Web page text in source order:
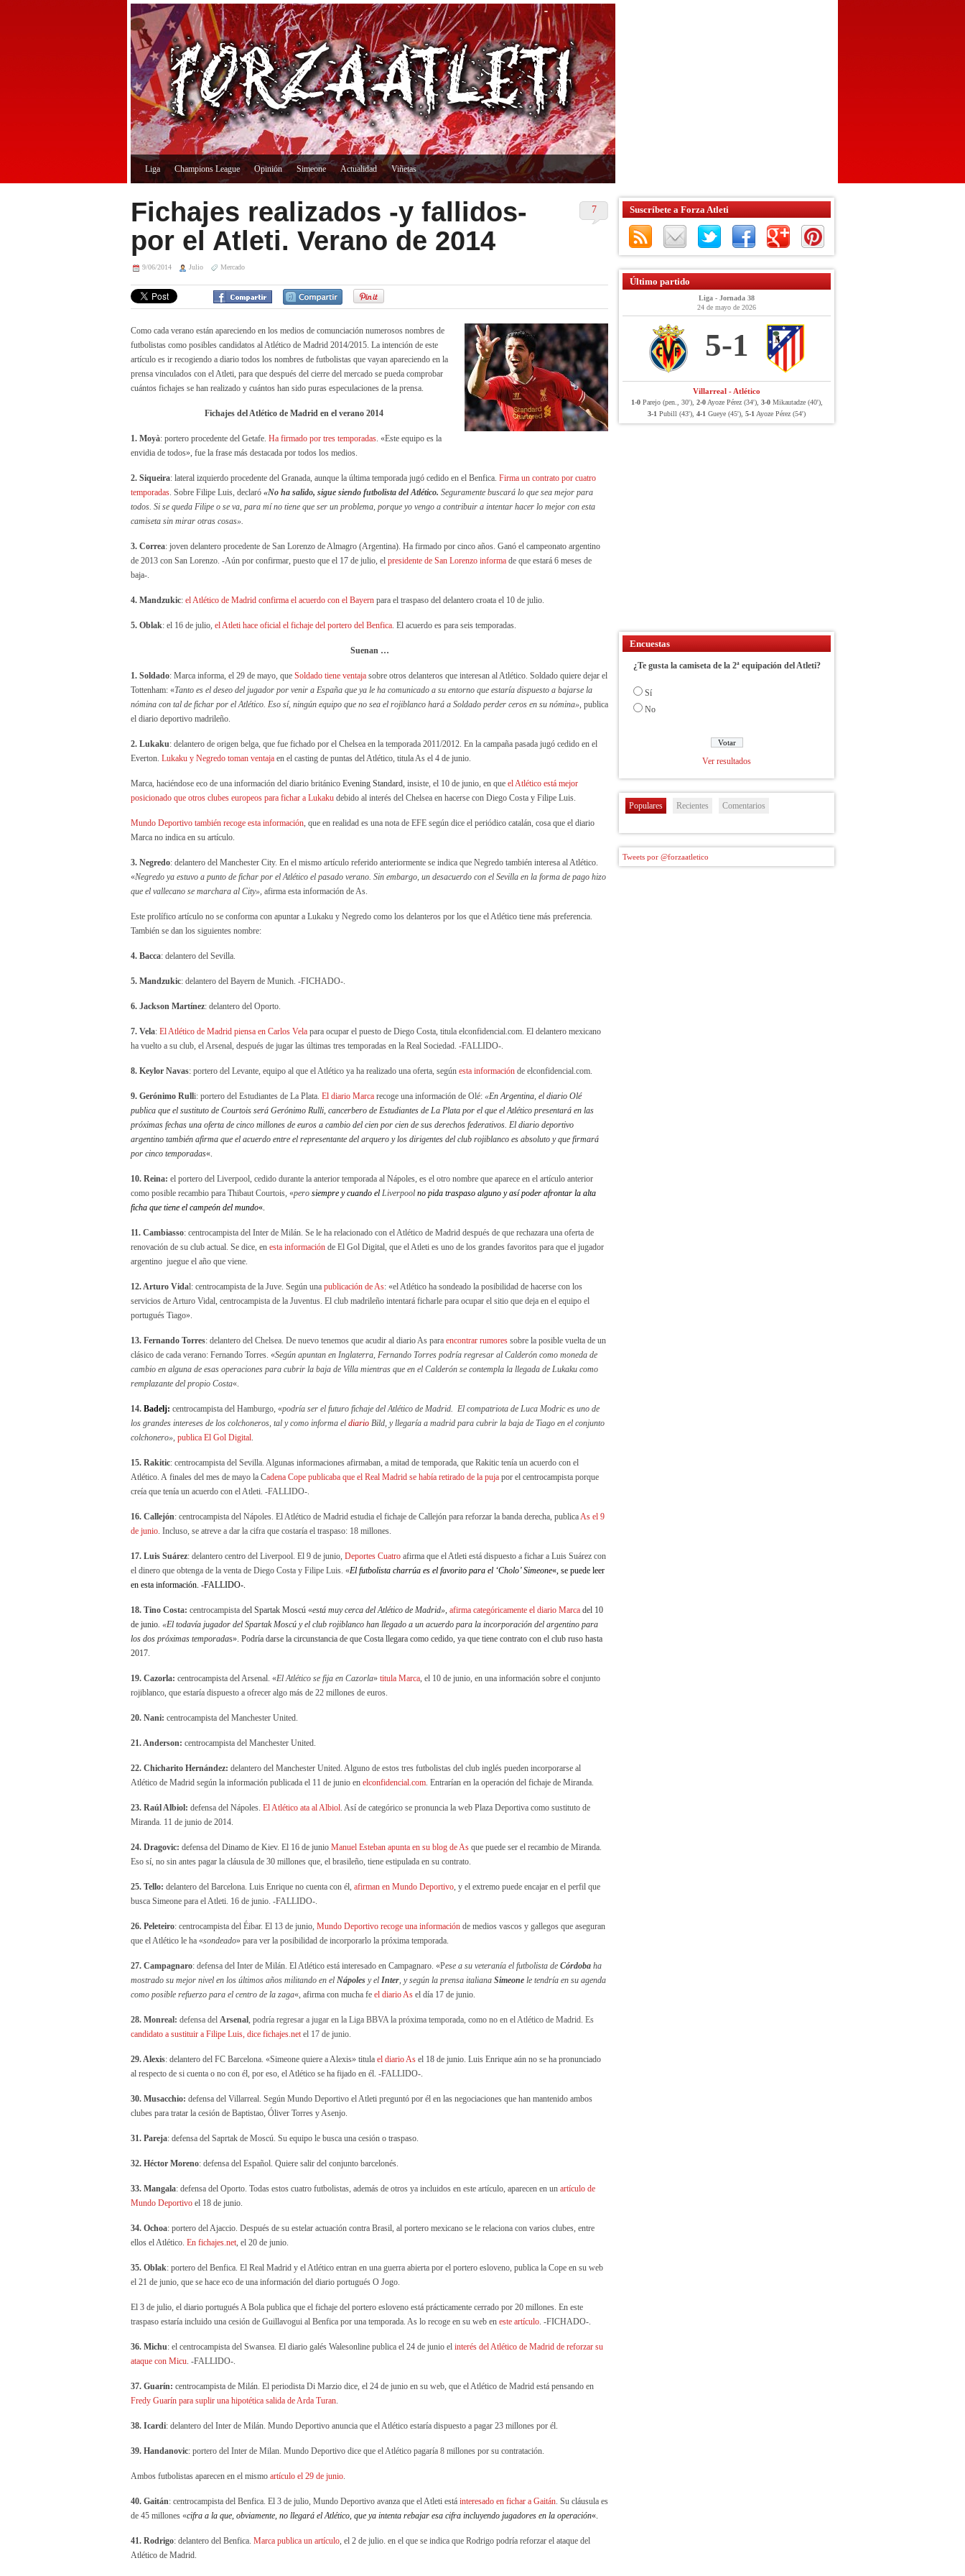
Liga Champions League Opinión Simeone Actualidad Viñetas
7
Fichajes realizados -y fallidos-
por el Atleti. Verano de 2014
9/06/2014 Julio Mercado
Como cada verano están apareciendo en los medios de comunciación numerosos nombres de
futbolistas como posibles candidatos al Atlético de Madrid 2014/2015. La intención de este
artículo es ir recogiendo a diario todos los nombres de futbolistas que vayan apareciendo en la
prensa vinculados con el Atleti, para que después del cierre del mercado se pueda comprobar
cuántos fichajes se han realizado y cuántos han sido puras especulaciones de la prensa.
Fichajes del Atlético de Madrid en el verano 2014
1. Moyà: portero procedente del Getafe. Ha firmado por tres temporadas. «Este equipo es la
envidia de todos», fue la frase más destacada por todos los medios.
2. Siqueira: lateral izquierdo procedente del Granada, aunque la última temporada jugó cedido en el Benfica. Firma un contrato por cuatro
temporadas. Sobre Filipe Luis, declaró «No ha salido, sigue siendo futbolista del Atlético. Seguramente buscará lo que sea mejor para
todos. Si se queda Filipe o se va, para mí no tiene que ser un problema, porque yo vengo a contribuir a intentar hacer lo mejor con esta
camiseta sin mirar otras cosas».
3. Correa: joven delantero procedente de San Lorenzo de Almagro (Argentina). Ha firmado por cinco años. Ganó el campeonato argentino
de 2013 con San Lorenzo. -Aún por confirmar, puesto que el 17 de julio, el presidente de San Lorenzo informa de que estará 6 meses de
baja-.
4. Mandzukic: el Atlético de Madrid confirma el acuerdo con el Bayern para el traspaso del delantero croata el 10 de julio.
5. Oblak: el 16 de julio, el Atleti hace oficial el fichaje del portero del Benfica. El acuerdo es para seis temporadas.
Suenan …
1. Soldado: Marca informa, el 29 de mayo, que Soldado tiene ventaja sobre otros delanteros que interesan al Atlético. Soldado quiere dejar el
Tottenham: «Tanto es el deseo del jugador por venir a España que ya le ha comunicado a su entorno que estaría dispuesto a bajarse la
nómina con tal de fichar por el Atlético. Eso sí, ningún equipo que no sea el rojiblanco hará a Soldado perder ceros en su nómina», publica
el diario deportivo madrileño.
2. Lukaku: delantero de origen belga, que fue fichado por el Chelsea en la temporada 2011/2012. En la campaña pasada jugó cedido en el
Everton. Lukaku y Negredo toman ventaja en el casting de puntas del Atlético, titula As el 4 de junio.
Marca, haciéndose eco de una información del diario británico Evening Standard, insiste, el 10 de junio, en que el Atlético está mejor
posicionado que otros clubes europeos para fichar a Lukaku debido al interés del Chelsea en hacerse con Diego Costa y Filipe Luis.
Mundo Deportivo también recoge esta información, que en realidad es una nota de EFE según dice el periódico catalán, cosa que el diario
Marca no indica en su artículo.
3. Negredo: delantero del Manchester City. En el mismo artículo referido anteriormente se indica que Negredo también interesa al Atlético.
«Negredo ya estuvo a punto de fichar por el Atlético el pasado verano. Sin embargo, un desacuerdo con el Sevilla en la forma de pago hizo
que el vallecano se marchara al City», afirma esta información de As.
Este prolífico artículo no se conforma con apuntar a Lukaku y Negredo como los delanteros por los que el Atlético tiene más preferencia.
También se dan los siguientes nombre:
4. Bacca: delantero del Sevilla.
5. Mandzukic: delantero del Bayern de Munich. -FICHADO-.
6. Jackson Martínez: delantero del Oporto.
7. Vela: El Atlético de Madrid piensa en Carlos Vela para ocupar el puesto de Diego Costa, titula elconfidencial.com. El delantero mexicano
ha vuelto a su club, el Arsenal, después de jugar las últimas tres temporadas en la Real Sociedad. -FALLIDO-.
8. Keylor Navas: portero del Levante, equipo al que el Atlético ya ha realizado una oferta, según esta información de elconfidencial.com.
9. Gerónimo Rulli: portero del Estudiantes de La Plata. El diario Marca recoge una información de Olé: «En Argentina, el diario Olé
publica que el sustituto de Courtois será Gerónimo Rulli, cancerbero de Estudiantes de La Plata por el que el Atlético presentará en las
próximas fechas una oferta de cinco millones de euros a cambio del cien por cien de sus derechos federativos. El diario deportivo
argentino también afirma que el acuerdo entre el representante del arquero y los dirigentes del club rojiblanco es absoluto y que firmará
por cinco temporadas«.
10. Reina: el portero del Liverpool, cedido durante la anterior temporada al Nápoles, es el otro nombre que aparece en el artículo anterior
como posible recambio para Thibaut Courtois, «pero siempre y cuando el Liverpool no pida traspaso alguno y así poder afrontar la alta
ficha que tiene el campeón del mundo«.
11. Cambiasso: centrocampista del Inter de Milán. Se le ha relacionado con el Atlético de Madrid después de que rechazara una oferta de
renovación de su club actual. Se dice, en esta información de El Gol Digital, que el Atleti es uno de los grandes favoritos para que el jugador
argentino juegue el año que viene.
12. Arturo Vidal: centrocampista de la Juve. Según una publicación de As: «el Atlético ha sondeado la posibilidad de hacerse con los
servicios de Arturo Vidal, centrocampista de la Juventus. El club madrileño intentará ficharle para ocupar el sitio que deja en el equipo el
portugués Tiago».
13. Fernando Torres: delantero del Chelsea. De nuevo tenemos que acudir al diario As para encontrar rumores sobre la posible vuelta de un
clásico de cada verano: Fernando Torres. «Según apuntan en Inglaterra, Fernando Torres podría regresar al Calderón como moneda de
cambio en alguna de esas operaciones para cubrir la baja de Villa mientras que en el Calderón se contempla la llegada de Lukaku como
remplazante del propio Costa«.
14. Badelj: centrocampista del Hamburgo, «podría ser el futuro fichaje del Atlético de Madrid. El compatriota de Luca Modric es uno de
los grandes intereses de los colchoneros, tal y como informa el diario Bild, y llegaría a madrid para cubrir la baja de Tiago en el conjunto
colchonero», publica El Gol Digital.
15. Rakitic: centrocampista del Sevilla. Algunas informaciones afirmaban, a mitad de temporada, que Rakitic tenía un acuerdo con el
Atlético. A finales del mes de mayo la Cadena Cope publicaba que el Real Madrid se había retirado de la puja por el centrocampista porque
creía que tenía un acuerdo con el Atleti. -FALLIDO-.
16. Callejón: centrocampista del Nápoles. El Atlético de Madrid estudia el fichaje de Callejón para reforzar la banda derecha, publicaAs el 9
de junio. Incluso, se atreve a dar la cifra que costaría el traspaso: 18 millones.
17. Luis Suárez: delantero centro del Liverpool. El 9 de junio, Deportes Cuatro afirma que el Atleti está dispuesto a fichar a Luis Suárez con
el dinero que obtenga de la venta de Diego Costa y Filipe Luis. «El futbolista charrúa es el favorito para el ‘Cholo’ Simeone«, se puede leer
en esta información. -FALLIDO-.
18. Tino Costa: centrocampista del Spartak Moscú «está muy cerca del Atlético de Madrid», afirma categóricamente el diario Marca del 10
de junio. «El todavía jugador del Spartak Moscú y el club rojiblanco han llegado a un acuerdo para la incorporación del argentino para
los dos próximas temporadas». Podría darse la circunstancia de que Costa llegara como cedido, ya que tiene contrato con el club ruso hasta
2017.
19. Cazorla: centrocampista del Arsenal. «El Atlético se fija en Cazorla» titula Marca, el 10 de junio, en una información sobre el conjunto
rojiblanco, que estaría dispuesto a ofrecer algo más de 22 millones de euros.
20. Nani: centrocampista del Manchester United.
21. Anderson: centrocampista del Manchester United.
22. Chicharito Hernández: delantero del Manchester United. Alguno de estos tres futbolistas del club inglés pueden incorporarse al
Atlético de Madrid según la información publicada el 11 de junio en elconfidencial.com. Entrarían en la operación del fichaje de Miranda.
23. Raúl Albiol: defensa del Nápoles. El Atlético ata al Albiol. Así de categórico se pronuncia la web Plaza Deportiva como sustituto de
Miranda. 11 de junio de 2014.
24. Dragovic: defensa del Dinamo de Kiev. El 16 de junio Manuel Esteban apunta en su blog de As que puede ser el recambio de Miranda.
Eso sí, no sin antes pagar la cláusula de 30 millones que, el brasileño, tiene estipulada en su contrato.
25. Tello: delantero del Barcelona. Luis Enrique no cuenta con él, afirman en Mundo Deportivo, y el extremo puede encajar en el perfil que
busca Simeone para el Atleti. 16 de junio. -FALLIDO-.
26. Peleteiro: centrocampista del Éibar. El 13 de junio, Mundo Deportivo recoge una información de medios vascos y gallegos que aseguran
que el Atlético le ha «sondeado» para ver la posibilidad de incorporarlo la próxima temporada.
27. Campagnaro: defensa del Inter de Milán. El Atlético está interesado en Campagnaro. «Pese a su veteranía el futbolista de Córdoba ha
mostrado su mejor nivel en los últimos años militando en el Nápoles y el Inter, y según la prensa italiana Simeone le tendría en su agenda
como posible refuerzo para el centro de la zaga«, afirma con mucha fe el diario As el día 17 de junio.
28. Monreal: defensa del Arsenal, podría regresar a jugar en la Liga BBVA la próxima temporada, como no en el Atlético de Madrid. Es
candidato a sustituir a Filipe Luis, dice fichajes.netel 17 de junio.
29. Alexis: delantero del FC Barcelona. «Simeone quiere a Alexis» titula el diario As el 18 de junio. Luis Enrique aún no se ha pronunciado
al respecto de si cuenta o no con él, por eso, el Atlético se ha fijado en él. -FALLIDO-.
30. Musacchio: defensa del Villarreal. Según Mundo Deportivo el Atleti preguntó por él en las negociaciones que han mantenido ambos
clubes para tratar la cesión de Baptistao, Óliver Torres y Asenjo.
31. Pareja: defensa del Saprtak de Moscú. Su equipo le busca una cesión o traspaso.
32. Héctor Moreno: defensa del Español. Quiere salir del conjunto barcelonés.
33. Mangala: defensa del Oporto. Todas estos cuatro futbolistas, además de otros ya incluidos en este artículo, aparecen en un artículo de
Mundo Deportivo el 18 de junio.
34. Ochoa: portero del Ajaccio. Después de su estelar actuación contra Brasil, al portero mexicano se le relaciona con varios clubes, entre
ellos el Atlético. En fichajes.net, el 20 de junio.
35. Oblak: portero del Benfica. El Real Madrid y el Atlético entran en una guerra abierta por el portero esloveno, publica la Cope en su web
el 21 de junio, que se hace eco de una información del diario portugués O Jogo.
El 3 de julio, el diario portugués A Bola publica que el fichaje del portero esloveno está prácticamente cerrado por 20 millones. En este
traspaso estaría incluido una cesión de Guillavogui al Benfica por una temporada. As lo recoge en su web en este artículo. -FICHADO-.
36. Michu: el centrocampista del Swansea. El diario galés Walesonline publica el 24 de junio el interés del Atlético de Madrid de reforzar su
ataque con Micu. -FALLIDO-.
37. Guarín: centrocampista de Milán. El periodista Di Marzio dice, el 24 de junio en su web, que el Atlético de Madrid está pensando en
Fredy Guarín para suplir una hipotética salida de Arda Turan.
38. Icardi: delantero del Inter de Milán. Mundo Deportivo anuncia que el Atlético estaría dispuesto a pagar 23 millones por él.
39. Handanovic: portero del Inter de Milan. Mundo Deportivo dice que el Atlético pagaría 8 millones por su contratación.
Ambos futbolistas aparecen en el mismo artículo el 29 de junio.
40. Gaitán: centrocampista del Benfica. El 3 de julio, Mundo Deportivo avanza que el Atleti está interesado en fichar a Gaitán. Su cláusula es
de 45 millones «cifra a la que, obviamente, no llegará el Atlético, que ya intenta rebajar esa cifra incluyendo jugadores en la operación«.
41. Rodrigo: delantero del Benfica. Marca publica un artículo, el 2 de julio. en el que se indica que Rodrigo podría reforzar el ataque del
Atlético de Madrid.
Suscríbete a Forza Atleti
Último partido
Liga - Jornada 38
24 de mayo de 2026
5-1
Villarreal - Atlético
1-0Parejo (pen., 30'), 2-0Ayoze Pérez (34'), 3-0Mikautadze (40'),
3-1 Pubill (43'), 4-1 Gueye (45'), 5-1 Ayoze Pérez (54')
Encuestas
¿Te gusta la camiseta de la 2ª equipación del Atleti?
Sí
No
Ver resultados
Populares Recientes Comentarios
Tweets por @forzaatletico